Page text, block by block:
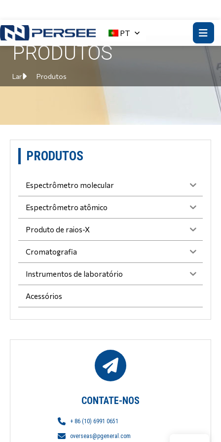
PT
PRODUTOS
Lar Produtos
PRODUTOS
Espectrômetro molecular
Espectrômetro atômico
Produto de raios-X
Cromatografia
Instrumentos de laboratório
Acessórios
CONTATE-NOS
+ 86 (10) 6991 0651
overseas@pgeneral.com